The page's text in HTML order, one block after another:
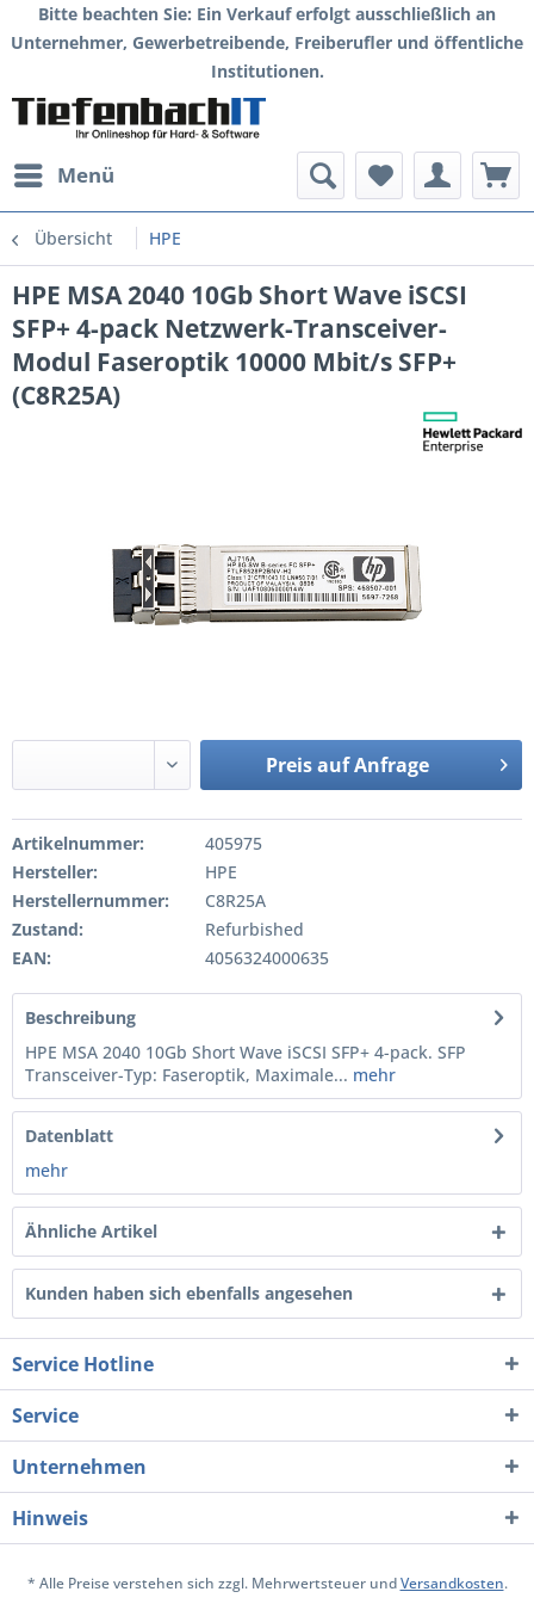
Bitte beachten Sie: Ein Verkauf erfolgt ausschließlich an
Unternehmer, Gewerbetreibende, Freiberufler und öffentliche
Institutionen.
Menü
Übersicht HPE
HPE MSA 2040 10Gb Short Wave iSCSI
SFP+ 4-pack Netzwerk-Transceiver-
Modul Faseroptik 10000 Mbit/s SFP+
(C8R25A)
Preis auf Anfrage
Artikelnummer:
405975
Hersteller:
HPE
Herstellernummer:
C8R25A
Zustand:
Refurbished
EAN:
4056324000635
Beschreibung
HPE MSA 2040 10Gb Short Wave iSCSI SFP+ 4-pack. SFP
Transceiver-Typ: Faseroptik, Maximale... mehr
Datenblatt
mehr
Ähnliche Artikel
Kunden haben sich ebenfalls angesehen
Service Hotline
Service
Unternehmen
Hinweis
* Alle Preise verstehen sich zzgl. Mehrwertsteuer undVersandkosten.